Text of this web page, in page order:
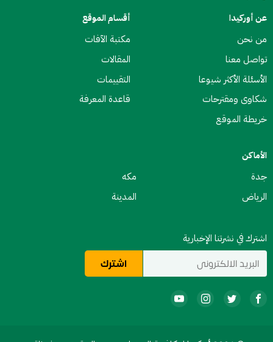
عن أوركيدا
من نحن
تواصل معنا
الأسئلة الأكثر شيوعا
شكاوى ومقترحات
خريطة الموقع
أقسام الموقع
مكتبة الآفات
المقالات
التقييمات
قاعدة المعرفة
الأماكن
جدة
مكه
الرياض
المدينة
اشترك في نشرتنا الإخبارية